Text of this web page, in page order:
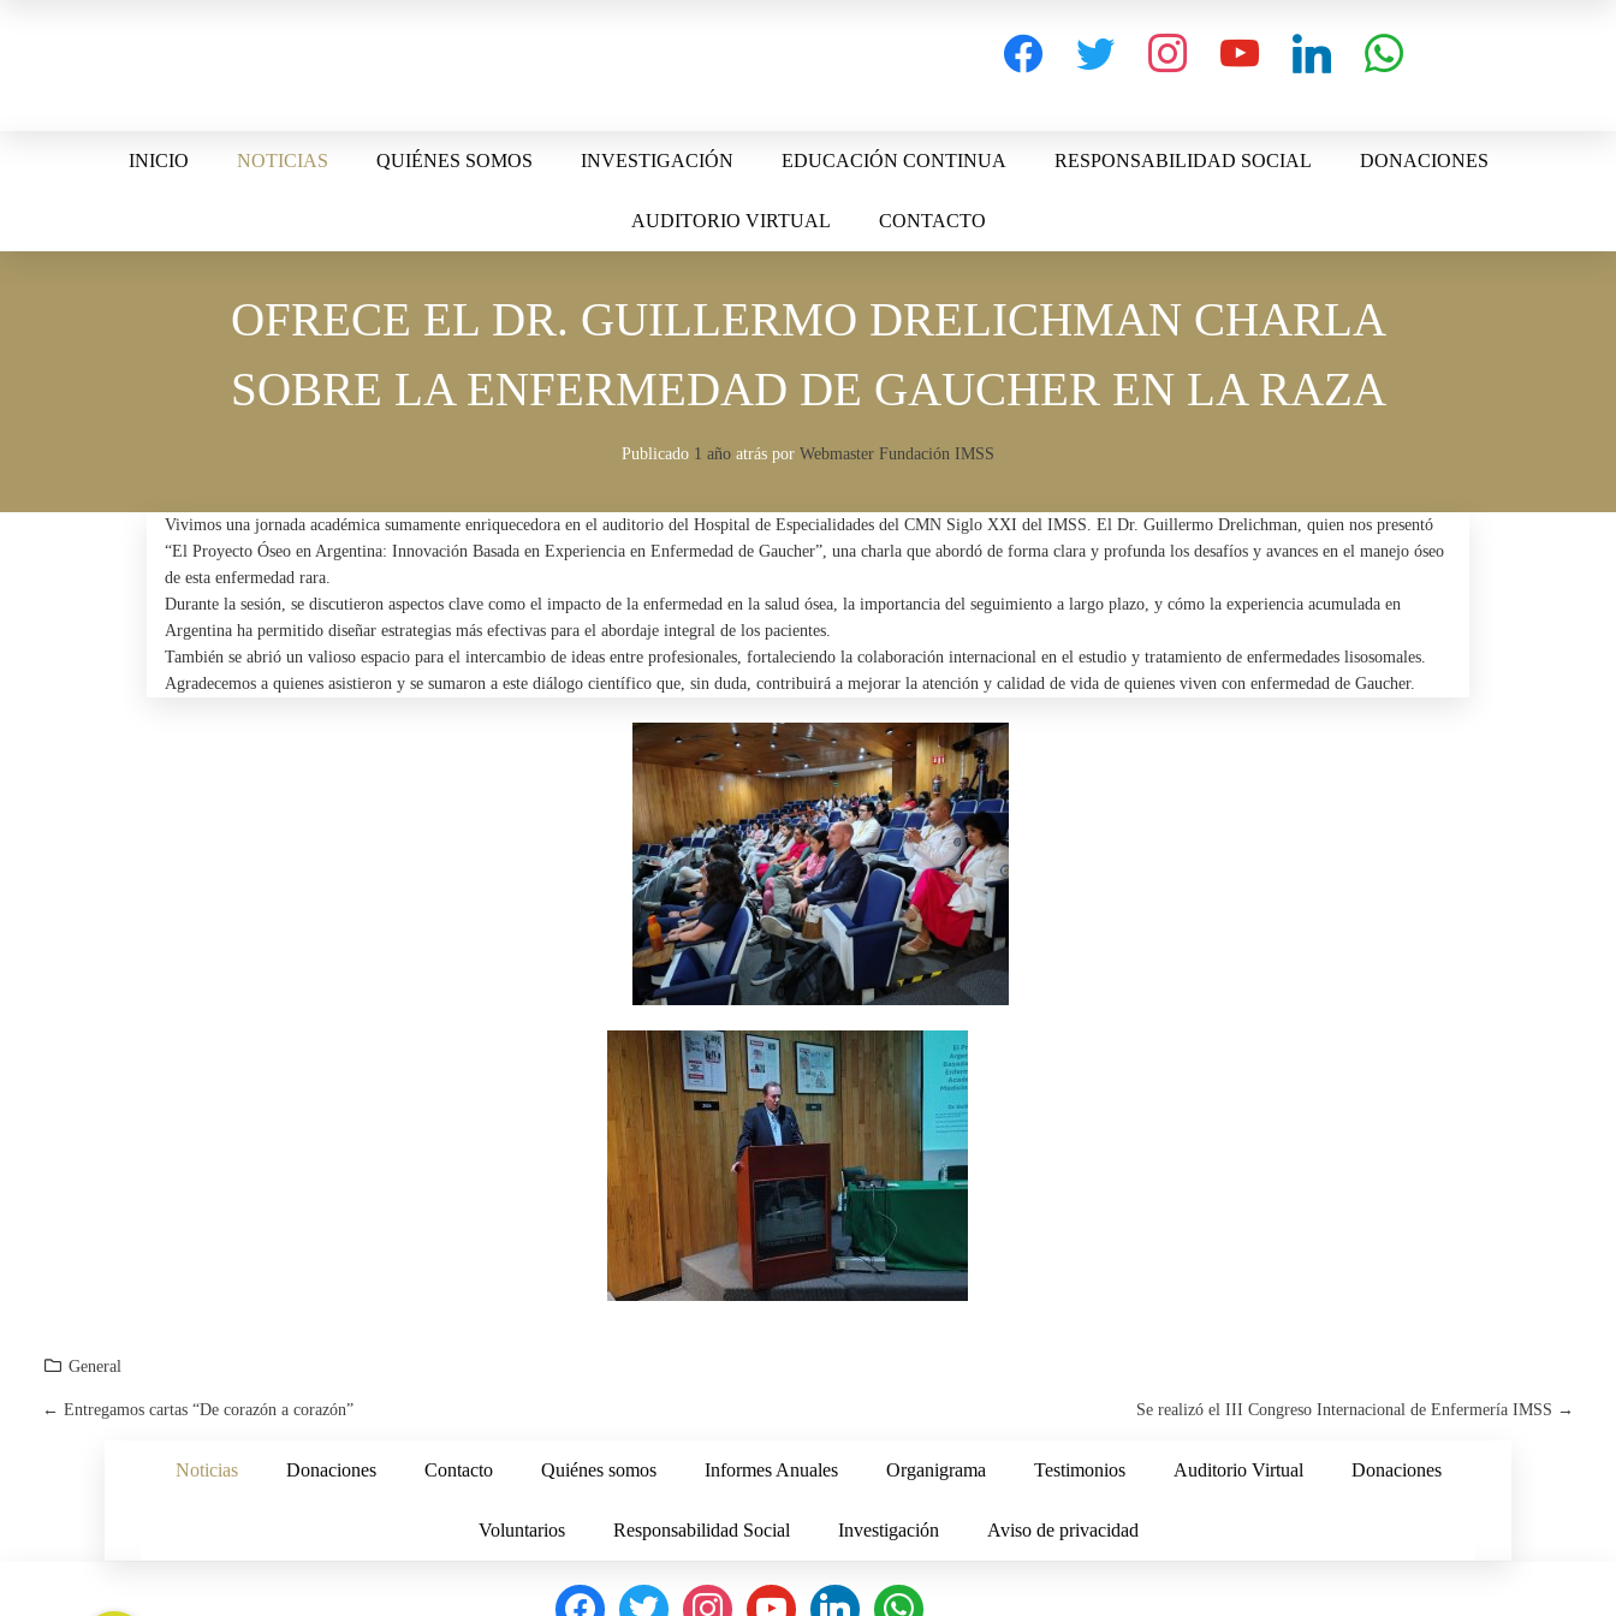
facebook twitter instagram youtube linkedin whatsapp
INICIO NOTICIAS QUIÉNES SOMOS INVESTIGACIÓN EDUCACIÓN CONTINUA RESPONSABILIDAD SOCIAL DONACIONES
AUDITORIO VIRTUAL CONTACTO
OFRECE EL DR. GUILLERMO DRELICHMAN CHARLA
SOBRE LA ENFERMEDAD DE GAUCHER EN LA RAZA
Publicado 1 año atrás por Webmaster Fundación IMSS
Vivimos una jornada académica sumamente enriquecedora en el auditorio del Hospital de Especialidades del CMN Siglo XXI del IMSS. El Dr. Guillermo Drelichman, quien nos presentó
“El Proyecto Óseo en Argentina: Innovación Basada en Experiencia en Enfermedad de Gaucher”, una charla que abordó de forma clara y profunda los desafíos y avances en el manejo óseo
de esta enfermedad rara.
Durante la sesión, se discutieron aspectos clave como el impacto de la enfermedad en la salud ósea, la importancia del seguimiento a largo plazo, y cómo la experiencia acumulada en
Argentina ha permitido diseñar estrategias más efectivas para el abordaje integral de los pacientes.
También se abrió un valioso espacio para el intercambio de ideas entre profesionales, fortaleciendo la colaboración internacional en el estudio y tratamiento de enfermedades lisosomales.
Agradecemos a quienes asistieron y se sumaron a este diálogo científico que, sin duda, contribuirá a mejorar la atención y calidad de vida de quienes viven con enfermedad de Gaucher.
General
P
← Entregamos cartas “De corazón a corazón” Se realizó el III Congreso Internacional de Enfermería IMSS →
Noticias Donaciones Contacto Quiénes somos Informes Anuales Organigrama Testimonios Auditorio Virtual Donaciones
Voluntarios Responsabilidad Social Investigación Aviso de privacidad
facebook twitter instagram youtube linkedin whatsapp